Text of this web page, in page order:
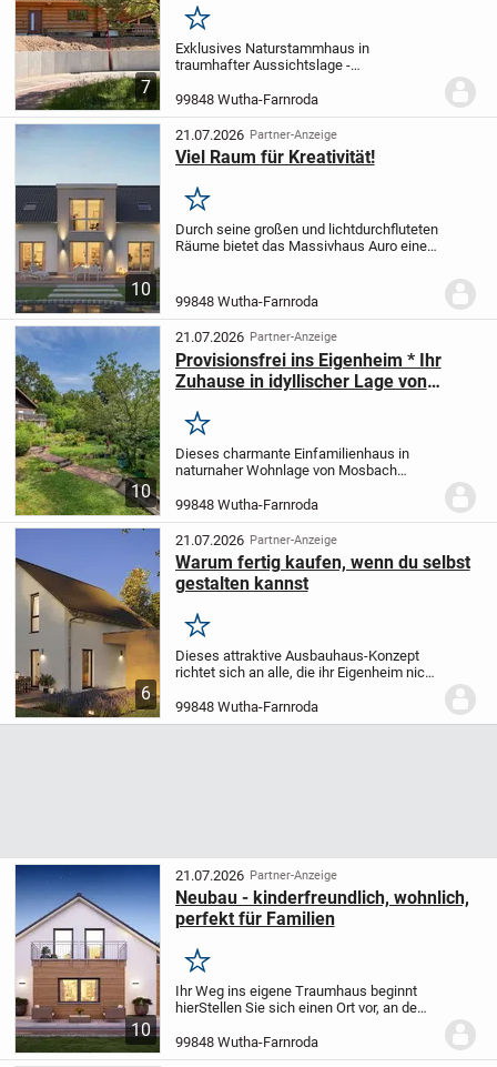
7
Merken
Exklusives Naturstammhaus in
traumhafter Aussichtslage -
moderne Lebensqualität vereint
Zuhause für Menschen, die das
Besondere suchen.Am Ende einer
ruhigen...
99848 Wutha-Farnroda
10
21.07.2026 Partner-Anzeige
Viel Raum für Kreativität!
Merken
Durch seine großen und lichtdurchfluteten
Räume bietet das Massivhaus Auro eine
sich über zwei Vollgeschosse erstreckt,
99848 Wutha-Farnroda
10
21.07.2026 Partner-Anzeige
Provisionsfrei ins Eigenheim * Ihr
Zuhause in idyllischer Lage von
Merken
Dieses charmante Einfamilienhaus in
naturnaher Wohnlage von Mosbach
einen hohen Freizeitwert. Ursprünglich im
Jahr 1982 als Wochenendhaus errichtet,
wurde die...
99848 Wutha-Farnroda
6
21.07.2026 Partner-Anzeige
Warum fertig kaufen, wenn du selbst
gestalten kannst
Merken
Dieses attraktive Ausbauhaus-Konzept
richtet sich an alle, die ihr Eigenheim nicht
der Entstehung ihres Zuhauses mitwirken
wollen. Durch Eigenleistung im...
99848 Wutha-Farnroda
10
21.07.2026 Partner-Anzeige
Neubau - kinderfreundlich, wohnlich,
perfekt für Familien
Merken
Ihr Weg ins eigene Traumhaus beginnt
hierStellen Sie sich einen Ort vor, an dem
sofort zuhause fühlen. Dieses moderne
Neubauprojekt in hochwertiger
99848 Wutha-Farnroda